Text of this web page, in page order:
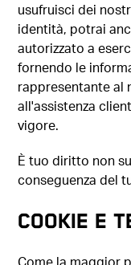
usufruisci dei
identità, potrai
autorizzato a
fornendo le
rappresentante al
all'assistenza
vigore.
È tuo diritto non
conseguenza del
COOKIE E
Come la maggior